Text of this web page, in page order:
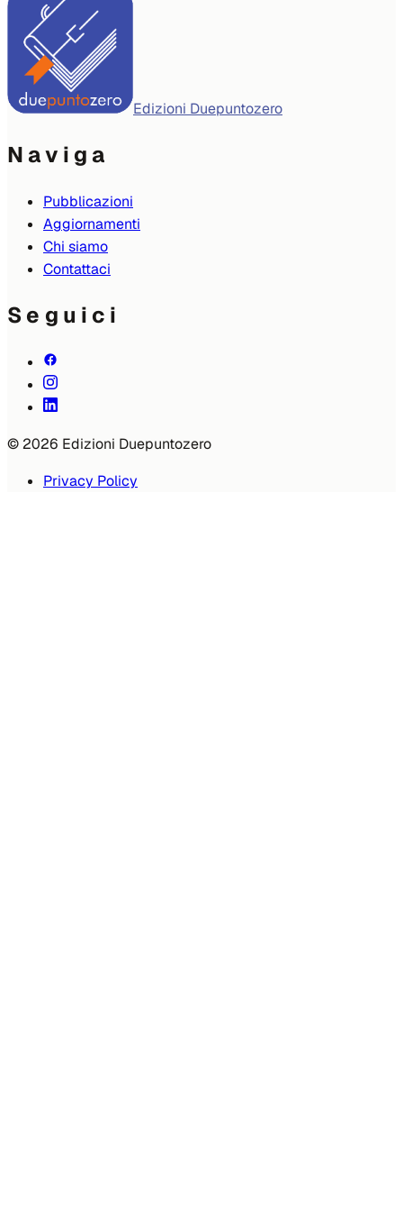
Edizioni Duepuntozero
Naviga
Pubblicazioni
Aggiornamenti
Chi siamo
Contattaci
Seguici
© 2026 Edizioni Duepuntozero
Privacy Policy